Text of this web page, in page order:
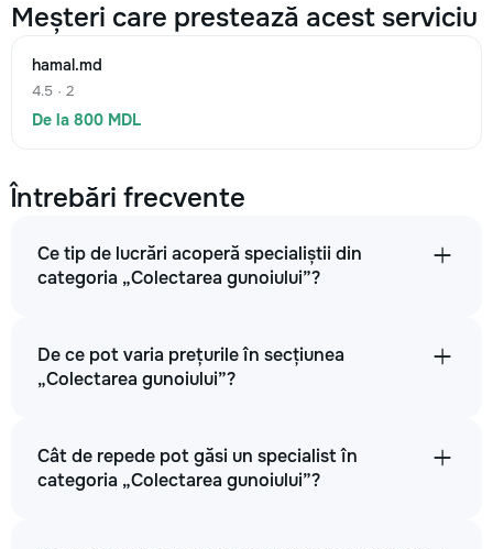
Meșteri care prestează acest serviciu
hamal.md
4.5 · 2
De la 800 MDL
Întrebări frecvente
Ce tip de lucrări acoperă specialiștii din
categoria „Colectarea gunoiului”?
De ce pot varia prețurile în secțiunea
„Colectarea gunoiului”?
Cât de repede pot găsi un specialist în
categoria „Colectarea gunoiului”?